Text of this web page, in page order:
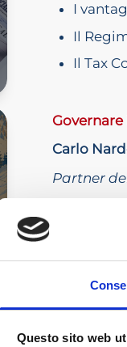
Questo sito web
I
Il
Il Tax
Carlo
Partner
Il ruolo
Tax